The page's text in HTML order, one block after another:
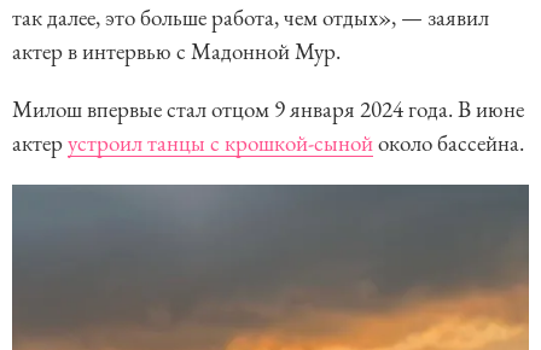
так далее, это больше работа, чем отдых», — заявил
актер в интервью с Мадонной Мур.
Милош впервые стал отцом 9 января 2024 года. В июне
актерустроил танцы с крошкой-сынойоколо бассейна.